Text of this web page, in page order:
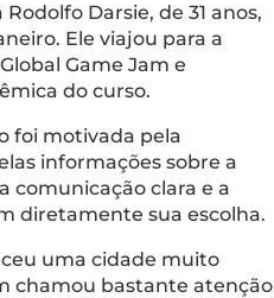
Darsie, de 31 anos,
Ele viajou para a
Game Jam e
do curso.
foi motivada pela
informações sobre a
comunicação clara e a
diretamente sua escolha.
uma cidade muito
chamou bastante atenção